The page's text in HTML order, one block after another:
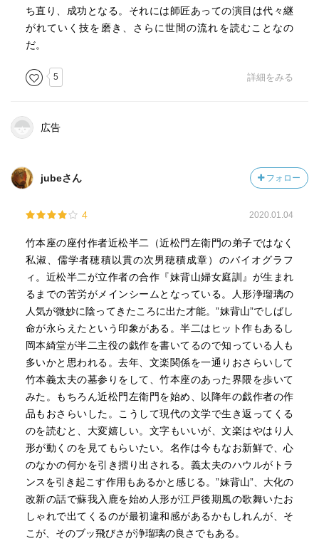
ち直り、成功となる。それには師匠あっての演目は代々継
がれていく技を磨き、さらに世間の流れを読むことなの
だ。
5 詳細をみる
広告
jubeさん フォロー
4 2020.01.04
竹本座の座付作者近松半二（近松門左衛門の弟子ではなく
私淑、儒学者穂積以貫の次男穂積成章）のバイオグラフ
ィ。近松半二が立作者の合作『妹背山婦女庭訓』が生まれ
るまでの苦労がメインシームとなっている。人形浄瑠璃の
人気が微妙に陰ってきたころに出た才能。”妹背山”でしばし
命が永らえたという印象がある。半二はヒット作もあるし
岡本綺堂が半二主役の戯作を書いてるので知っている人も
多いかと思われる。去年、文楽関係を一通りおさらいして
竹本義太夫の墓参りをして、竹本座のあった界隈を歩いて
みた。もちろん近松門左衛門を始め、以降年の戯作者の作
品もおさらいした。こうして現代の文学で生き返ってくる
のを読むと、大変嬉しい。文字もいいが、文楽はやはり人
形が動くのを見てもらいたい。名作は今もなお新鮮で、心
のなかの何かを引き摺り出される。義太夫のハウルがトラ
ンスを引き起こす作用もあるかと感じる。”妹背山”、大化の
改新の話で蘇我入鹿を始め人形が江戸後期風の歌舞いたお
しゃれで出てくるのが最初違和感があるかもしれんが、そ
こが、そのブッ飛びさが浄瑠璃の良さでもある。